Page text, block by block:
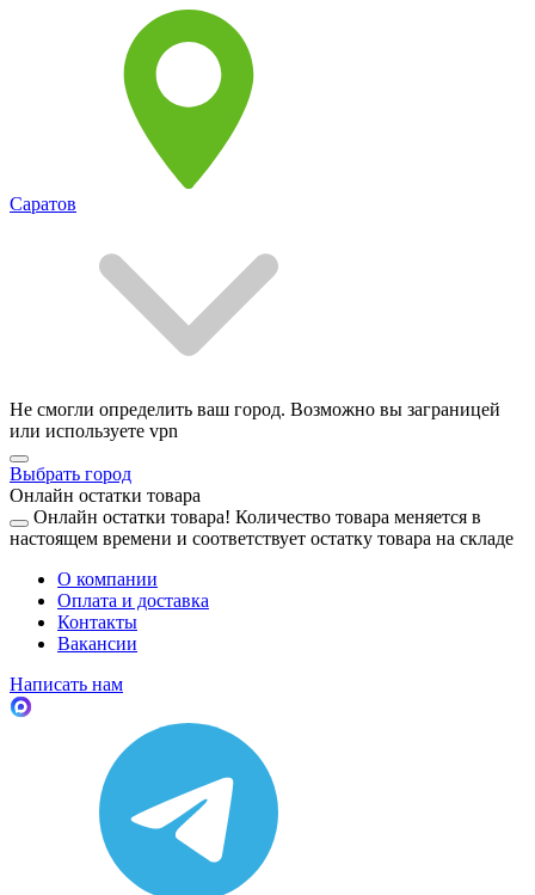
Саратов
Не смогли определить ваш город. Возможно вы заграницей
или используете vpn
Выбрать город
Онлайн остатки товара
Онлайн остатки товара! Количество товара меняется в
настоящем времени и соответствует остатку товара на складе
О компании
Оплата и доставка
Контакты
Вакансии
Написать нам